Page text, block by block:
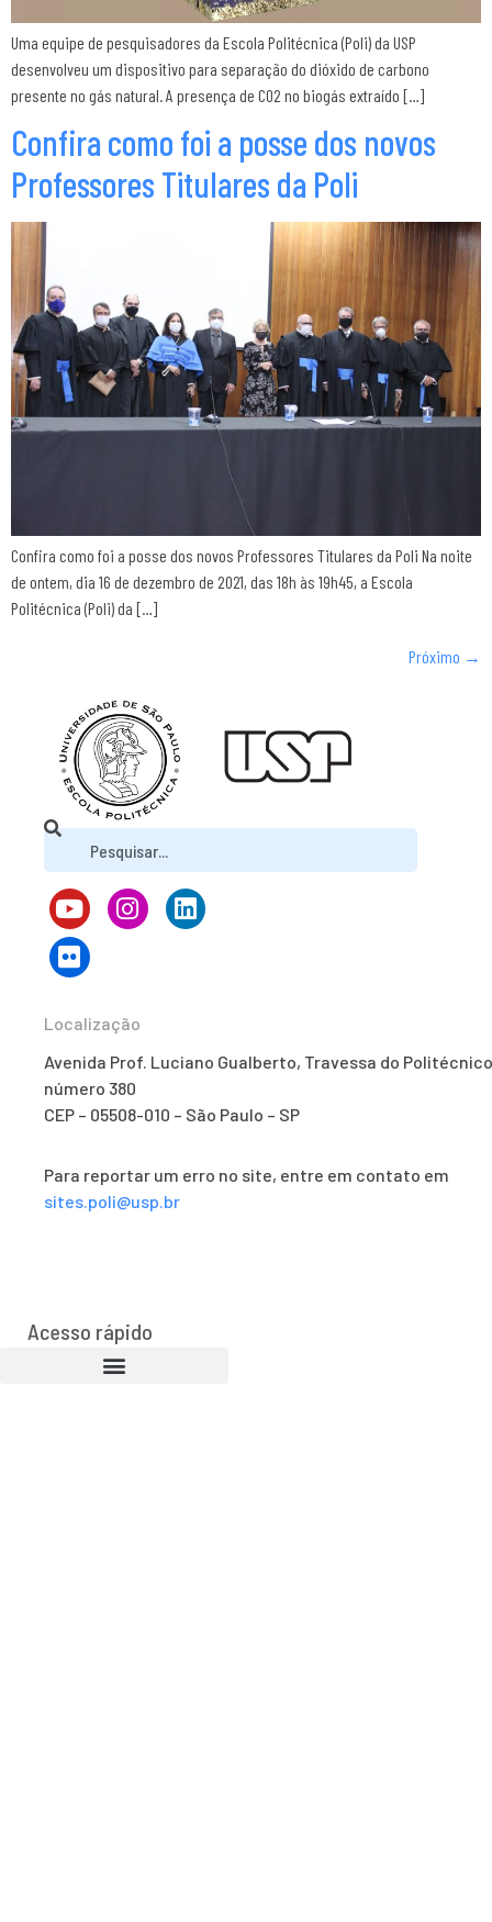
Uma equipe de pesquisadores da Escola Politécnica (Poli) da USP
desenvolveu um dispositivo para separação do dióxido de carbono
presente no gás natural. A presença de CO2 no biogás extraído […]
Confira como foi a posse dos novos
Professores Titulares da Poli
Confira como foi a posse dos novos Professores Titulares da Poli Na noite
de ontem, dia 16 de dezembro de 2021, das 18h às 19h45, a Escola
Politécnica (Poli) da […]
Próximo →
Localização
Avenida Prof. Luciano Gualberto, Travessa do
número 380
CEP – 05508-010 – São Paulo – SP
Para reportar um erro no site, entre em contato em
sites.poli@usp.br
Acesso rápido